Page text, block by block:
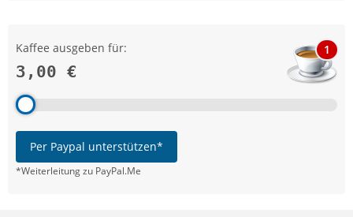
Kaffee ausgeben für:
3,00 €
1
Per Paypal unterstützen*
*Weiterleitung zu PayPal.Me